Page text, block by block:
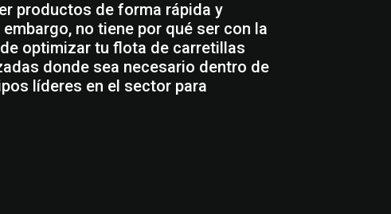
productos de forma rápida y
no tiene por qué ser con la
optimizar tu flota de carretillas
donde sea necesario dentro de
líderes en el sector para